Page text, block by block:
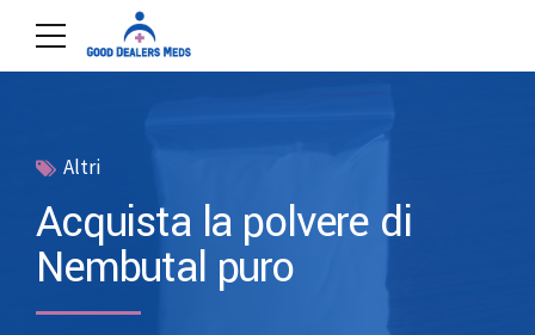
Altri
Acquista la polvere di
Nembutal puro